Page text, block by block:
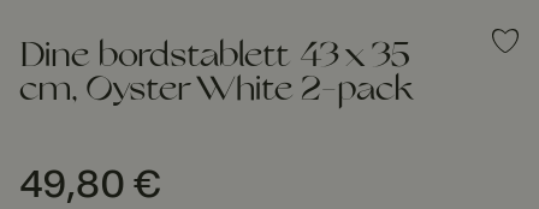
Dine bordstablett 43 x 35
cm, Oyster White 2-pack
Preis: 49,80 €
49,80 €